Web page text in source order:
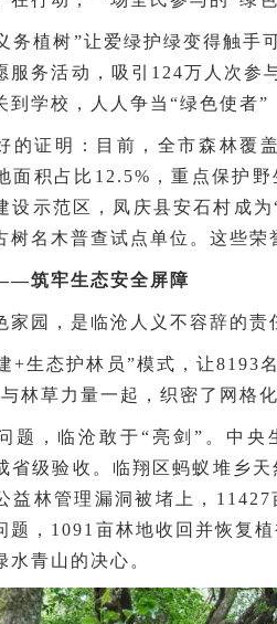
务植树”让爱绿护绿变得触手
服务活动，吸引124万人次参
到学校，人人争当“绿色使者
的证明：目前，全市森林覆
面积占比12.5%，重点保护
设示范区，凤庆县安石村成
树名木普查试点单位。这些
筑牢生态安全屏障
家园，是临沧人义不容辞的责
+生态护林员”模式，让8193
林草力量一起，织密了网格
题，临沧敢于“亮剑”。中
省级验收。临翔区蚂蚁堆乡
益林管理漏洞被堵上，
题，1091亩林地收回并恢复
水青山的决心。